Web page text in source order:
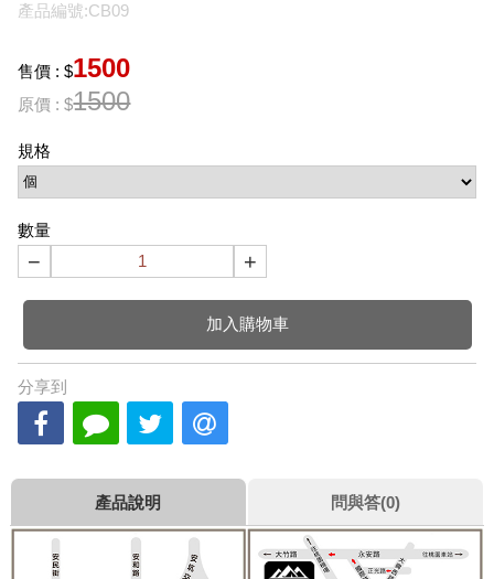
產品編號:CB09
售價 : $1500
原價 : $1500
規格
數量
− +
加入購物車
分享到
產品說明 問與答(0)